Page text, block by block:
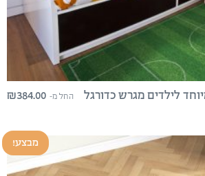
לילדים מגרש כדורגל החל מ- ₪384.00
מבצע!